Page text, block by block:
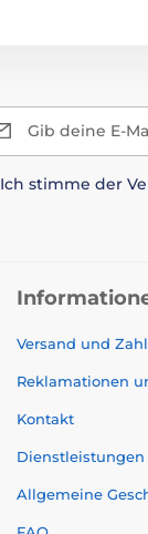
Gib deine E-
Ich stimme der
Versand und
Reklamationen
Kontakt
Dienstleistungen
Allgemeine